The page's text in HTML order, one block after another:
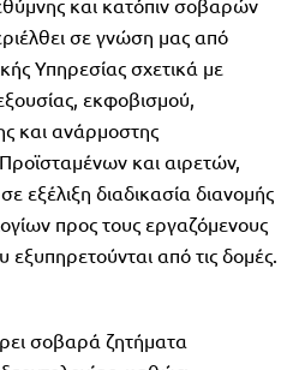
σε γνώση μας από
Υπηρεσίας σχετικά με
εκφοβισμού,
και ανάρμοστης
και αιρετών,
εξέλιξη διαδικασία διανομής
προς τους εργαζόμενους
εξυπηρετούνται από τις δομές.
σοβαρά ζητήματα